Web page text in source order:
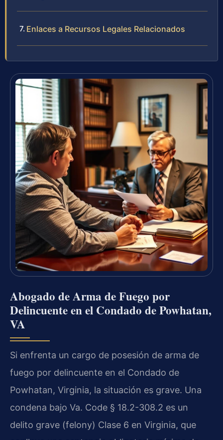
Enlaces a Recursos Legales Relacionados
Abogado de Arma de Fuego por
Delincuente en el Condado de Powhatan,
VA
Si enfrenta un cargo de posesión de arma de
fuego por delincuente en el Condado de
Powhatan, Virginia, la situación es grave. Una
condena bajo Va. Code § 18.2-308.2 es un
delito grave (felony) Clase 6 en Virginia, que